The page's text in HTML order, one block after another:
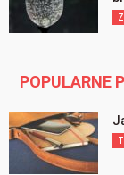
POPULARNE